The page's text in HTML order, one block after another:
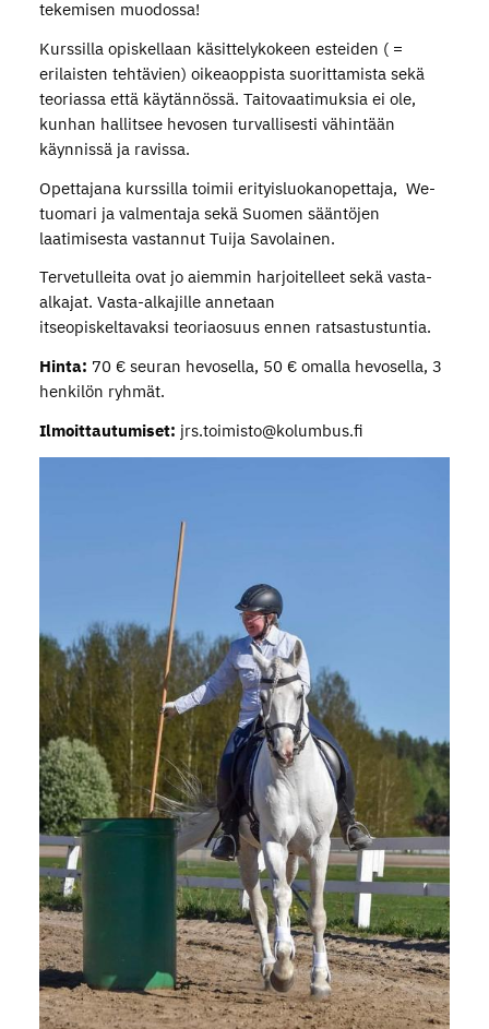
tekemisen muodossa!
Kurssilla opiskellaan käsittelykokeen esteiden ( =
erilaisten tehtävien) oikeaoppista suorittamista sekä
teoriassa että käytännössä. Taitovaatimuksia ei ole,
kunhan hallitsee hevosen turvallisesti vähintään
käynnissä ja ravissa.
Opettajana kurssilla toimii erityisluokanopettaja, We-
tuomari ja valmentaja sekä Suomen sääntöjen
laatimisesta vastannut Tuija Savolainen.
Tervetulleita ovat jo aiemmin harjoitelleet sekä vasta-
alkajat. Vasta-alkajille annetaan
itseopiskeltavaksi teoriaosuus ennen ratsastustuntia.
Hinta: 70 € seuran hevosella, 50 € omalla hevosella, 3
henkilön ryhmät.
Ilmoittautumiset: jrs.toimisto@kolumbus.fi